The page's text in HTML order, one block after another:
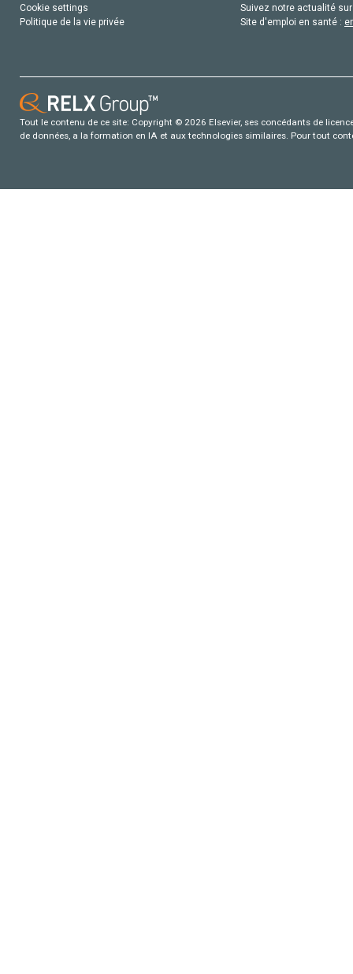
Cookie settings
Politique de la vie privée
Suivez notre actualité
Site d'emploi en santé :
Tout le contenu de ce site: Copyright © 2026 Elsevier, ses concédants de
de données, a la formation en IA et aux technologies similaires. Pour tout